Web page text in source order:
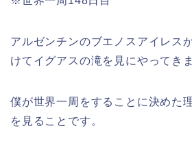
アルゼンチンのブエノスアイレス
けてイグアスの滝を見にやってき
僕が世界一周をすることに決めた
を見ることです。